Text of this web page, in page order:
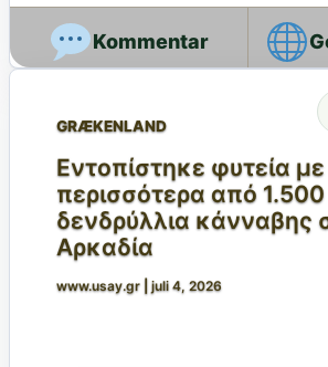
GRÆKENLAND
Εντοπίστηκε φυτεία με
περισσότερα από 1.500
δενδρύλλια κάνναβης
Αρκαδία
www.usay.gr juli 4, 2026